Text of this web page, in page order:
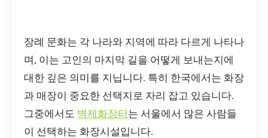
장례 문화는 각 나라와 지역에 따라 다르게 나타나
며, 이는 고인의 마지막 길을 어떻게 보내는지에
대한 깊은 의미를 지닙니다. 특히 한국에서는 화장
과 매장이 중요한 선택지로 자리 잡고 있습니다.
그중에서도 벽제화장터 는 서울에서 많은 사람들
이 선택하는 화장시설입니다.